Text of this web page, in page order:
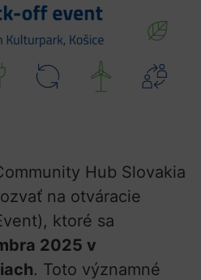
Hub Slovakia
na otváracie
ktoré sa
2025 v
. Toto významné